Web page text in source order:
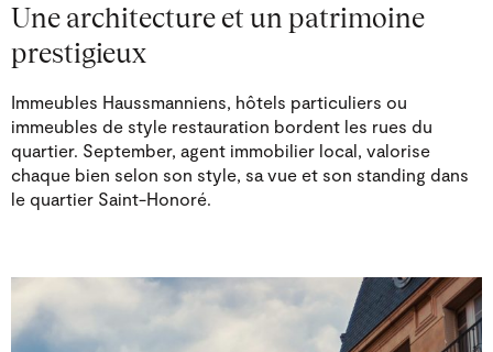
Une architecture et un patrimoine
prestigieux
Immeubles Haussmanniens, hôtels particuliers ou
immeubles de style restauration bordent les rues du
quartier. September, agent immobilier local, valorise
chaque bien selon son style, sa vue et son standing dans
le quartier Saint-Honoré.